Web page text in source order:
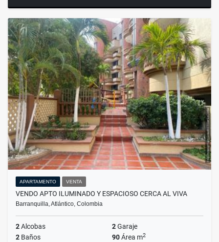
APARTAMENTO VENTA
VENDO APTO ILUMINADO Y ESPACIOSO CERCA AL VIVA
Barranquilla, Atlántico, Colombia
2Alcobas 2Garaje
2 Baños 90Área m2